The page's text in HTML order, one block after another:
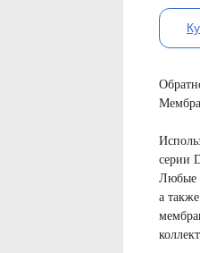
серии
Любые
а